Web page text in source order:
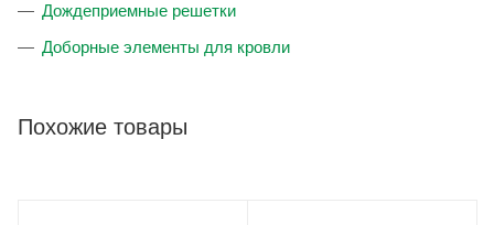
Дождеприемные решетки
Доборные элементы для кровли
Похожие товары